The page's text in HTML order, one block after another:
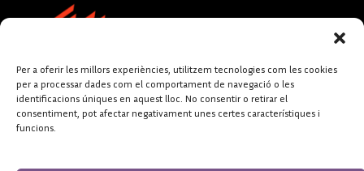
Per a oferir les millors experiències, utilitzem tecnologies com les cookies
per a processar dades com el comportament de navegació o les
identificacions úniques en aquest lloc. No consentir o retirar el
consentiment, pot afectar negativament unes certes característiques i
funcions.
FUNDACIÓ